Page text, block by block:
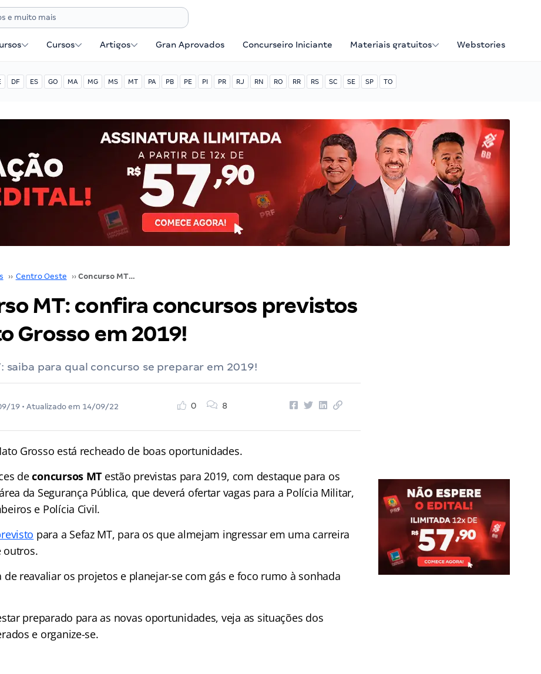
Cursos Artigos Gran Aprovados Concurseiro Iniciante Materiais gratuitos Webstories
DF ES GO MA MG MS MT PA PB PE PI PR RJ RN RO RR RS SC SE SP TO
›› Centro Oeste ›› Concurso MT: confira concursos previstos ao Mato Grosso em 2019!
MT: confira concursos previstos
Grosso em 2019!
saiba para qual concurso se preparar em 2019!
19• Atualizado em 14/09/22
0 8
Grosso está recheado de boas oportunidades.
deconcursos MT estão previstas para 2019, com destaque para os
da Segurança Pública, que deverá ofertar vagas para a Polícia Militar,
e Polícia Civil.
para a Sefaz MT, para os que almejam ingressar em uma carreira
outros.
de reavaliar os projetos e planejar-se com gás e foco rumo à sonhada
preparado para as novas oportunidades, veja as situações dos
e organize-se.